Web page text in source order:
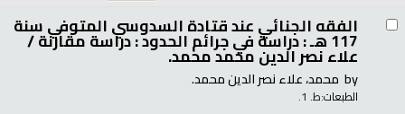
الفقه الجنائي عند قتادة السدوسي المتوفي سنة
117 هـ :‎ دراسة في جرائم الحدود : دراسة مقارنة /‎
علاء نصر الدين محمد محمد.‎
by محمد، علاء نصر الدين محمد.‎
الطبعات:ط. 1.‎